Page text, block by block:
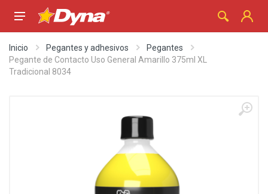
Inicio Pegantes y adhesivos
Pegantes
Pegante de Contacto Uso General Amarillo 375ml XL
Tradicional 8034